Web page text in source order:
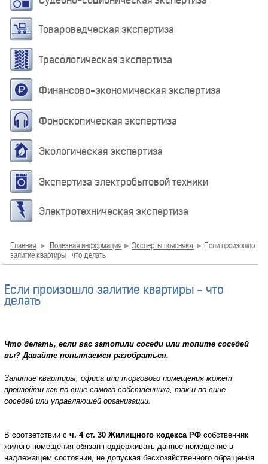
Товароведческая экспертиза
Трасологическая экспертиза
Финансово-экономическая экспертиза
Фоноскопическая экспертиза
Экологическая экспертиза
Экспертиза электробытовой техники
Электротехническая экспертиза
Главная Полезная информация Эксперты поясняют
Если произошло
залитие квартиры - что делать
Если произошло залитие квартиры - что
делать
Что делать, если вас затопили соседи или топите соседей
вы? Давайте попытаемся разобраться.
Залитие квартиры, офиса или торгового помещения может
произойти как по вине самого собственника, так и по вине
соседей или управляющей организации.
В соответствии с ч. 4 ст. 30 Жилищного кодекса РФ собственник
жилого помещения обязан поддерживать данное помещение в
надлежащем состоянии, не допуская бесхозяйственного обращения